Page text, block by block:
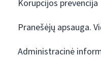
Korupcijos prevencija
Pranešėjų apsauga.
Administracinė